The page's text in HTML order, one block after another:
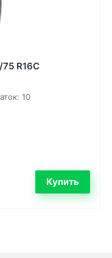
R16C
10